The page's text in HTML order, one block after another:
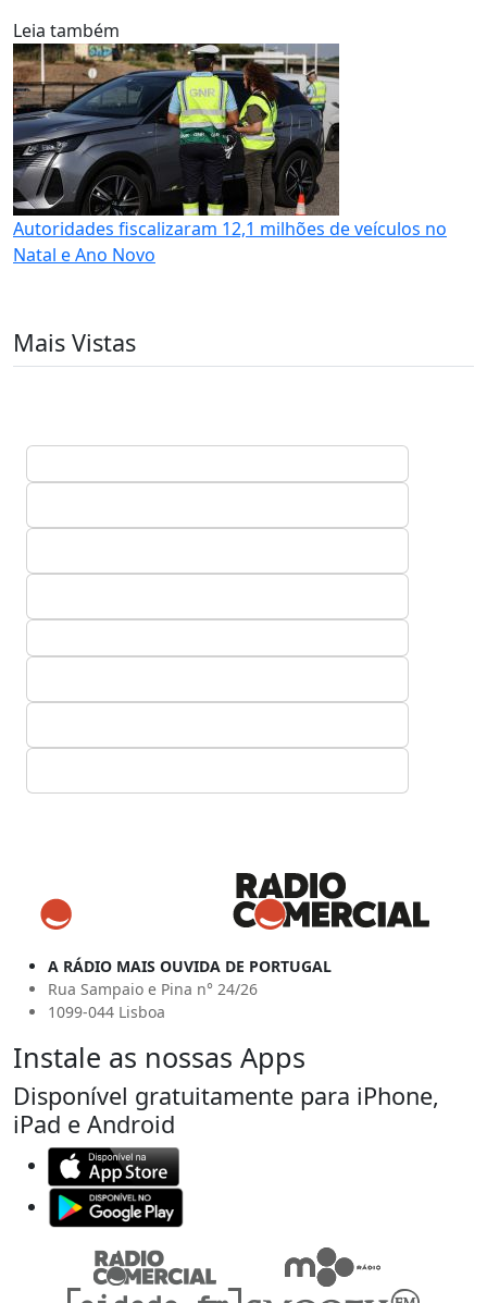
Leia também
Autoridades fiscalizaram 12,1 milhões de veículos no
Natal e Ano Novo
Mais Vistas
A RÁDIO MAIS OUVIDA DE PORTUGAL
Rua Sampaio e Pina n° 24/26
1099-044 Lisboa
Instale as nossas Apps
Disponível gratuitamente para iPhone,
iPad e Android